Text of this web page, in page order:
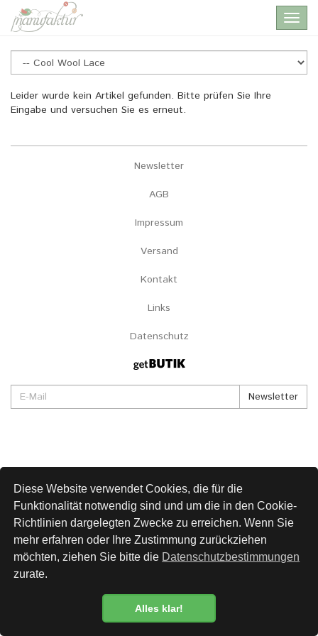
Datenschutzbestimmung
Diese Website verwendet Cookies, die für die
Funktionalität notwendig sind und um die in den Cookie-
Richtlinien dargelegten Zwecke zu erreichen. Wenn Sie
mehr erfahren oder Ihre Zustimmung zurückziehen
möchten, ziehen Sie bitte die Datenschutzbestimmungen
zurate.
Alles klar!
main
content
Cool
Lace
Leider wurde kein Artikel gefunden. Bitte prüfen Sie Ihre
Eingabe und versuchen Sie es erneut.
Newsletter
AGB
Impressum
Versand
Kontakt
Links
Datenschutz
Newsletter